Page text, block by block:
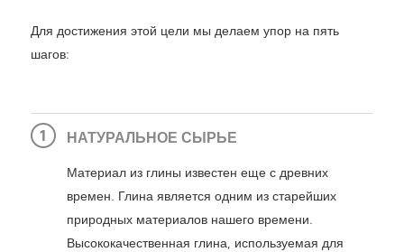
Для достижения этой цели мы делаем упор на пять
шагов:
НАТУРАЛЬНОЕ СЫРЬЕ
Материал из глины известен еще с древних
времен. Глина является одним из старейших
природных материалов нашего времени.
Высококачественная глина, используемая для